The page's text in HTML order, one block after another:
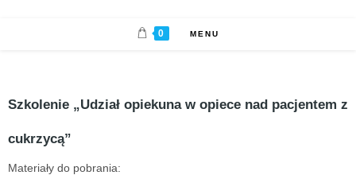
0 MENU
Szkolenie „Udział opiekuna w opiece nad pacjentem z
cukrzycą”
Materiały do pobrania: